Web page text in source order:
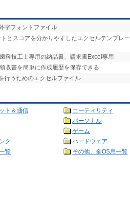
字フォントファイル
とスコアを分かりやすしたエクセルテンプレー
歯科技工士専用の納品書、請求書Excel専用
収書を簡単に作成履歴を保存できる
行うためのエクセルファイル
ト＆通信
ユーティリティ
パーソナル
ゲーム
グ
ハードウェア
覧 その他、全OS用一覧